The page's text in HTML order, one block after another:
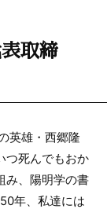
取締
英雄・西郷隆
つ死んでもおか
み、陽明学の書
年、私達には